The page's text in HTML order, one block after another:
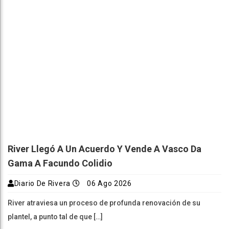
River Llegó A Un Acuerdo Y Vende A Vasco Da
Gama A Facundo Colidio
Diario De Rivera 06 Ago 2026
River atraviesa un proceso de profunda renovación de su
plantel, a punto tal de que […]